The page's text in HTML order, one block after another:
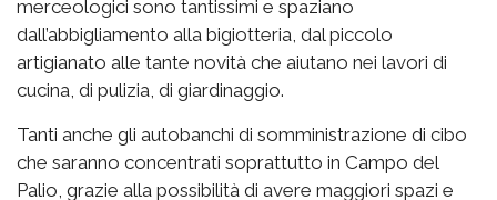
merceologici sono tantissimi e spaziano
dall’abbigliamento alla bigiotteria, dal piccolo
artigianato alle tante novità che aiutano nei lavori di
cucina, di pulizia, di giardinaggio.
Tanti anche gli autobanchi di somministrazione di cibo
che saranno concentrati soprattutto in Campo del
Palio, grazie alla possibilità di avere maggiori spazi e